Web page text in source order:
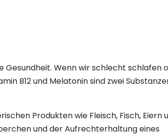
Gesundheit. Wenn wir schlecht schlafen
B12 und Melatonin sind zwei
Produkten wie Fleisch, Fisch, Eiern
und der Aufrechterhaltung eines